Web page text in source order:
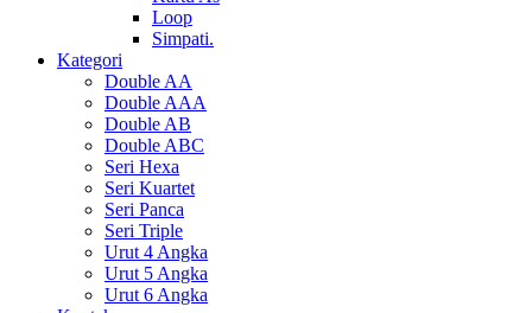
Loop
Simpati.
Kategori
Double AA
Double AAA
Double AB
Double ABC
Seri Hexa
Seri Kuartet
Seri Panca
Seri Triple
Urut 4 Angka
Urut 5 Angka
Urut 6 Angka